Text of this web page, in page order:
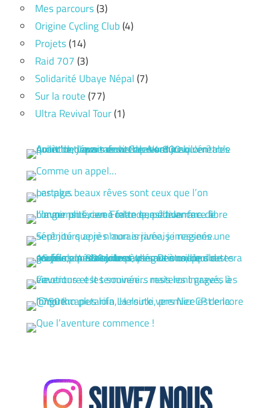
Mes parcours(3)
Origine Cycling Club(4)
Projets(14)
Raid 707(3)
Solidarité Ubaye Népal(7)
Sur la route(77)
Ultra Revival Tour(1)